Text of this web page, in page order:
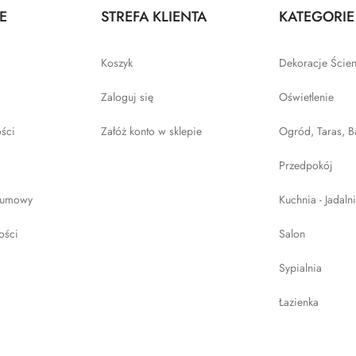
STREFA KLIENTA
Koszyk
Zaloguj się
Załóż konto w sklepie
KATEGORIE
Dekoracje
Oświetlenie
Ogród, Taras,
Przedpokój
Kuchnia -
Salon
Sypialnia
Łazienka